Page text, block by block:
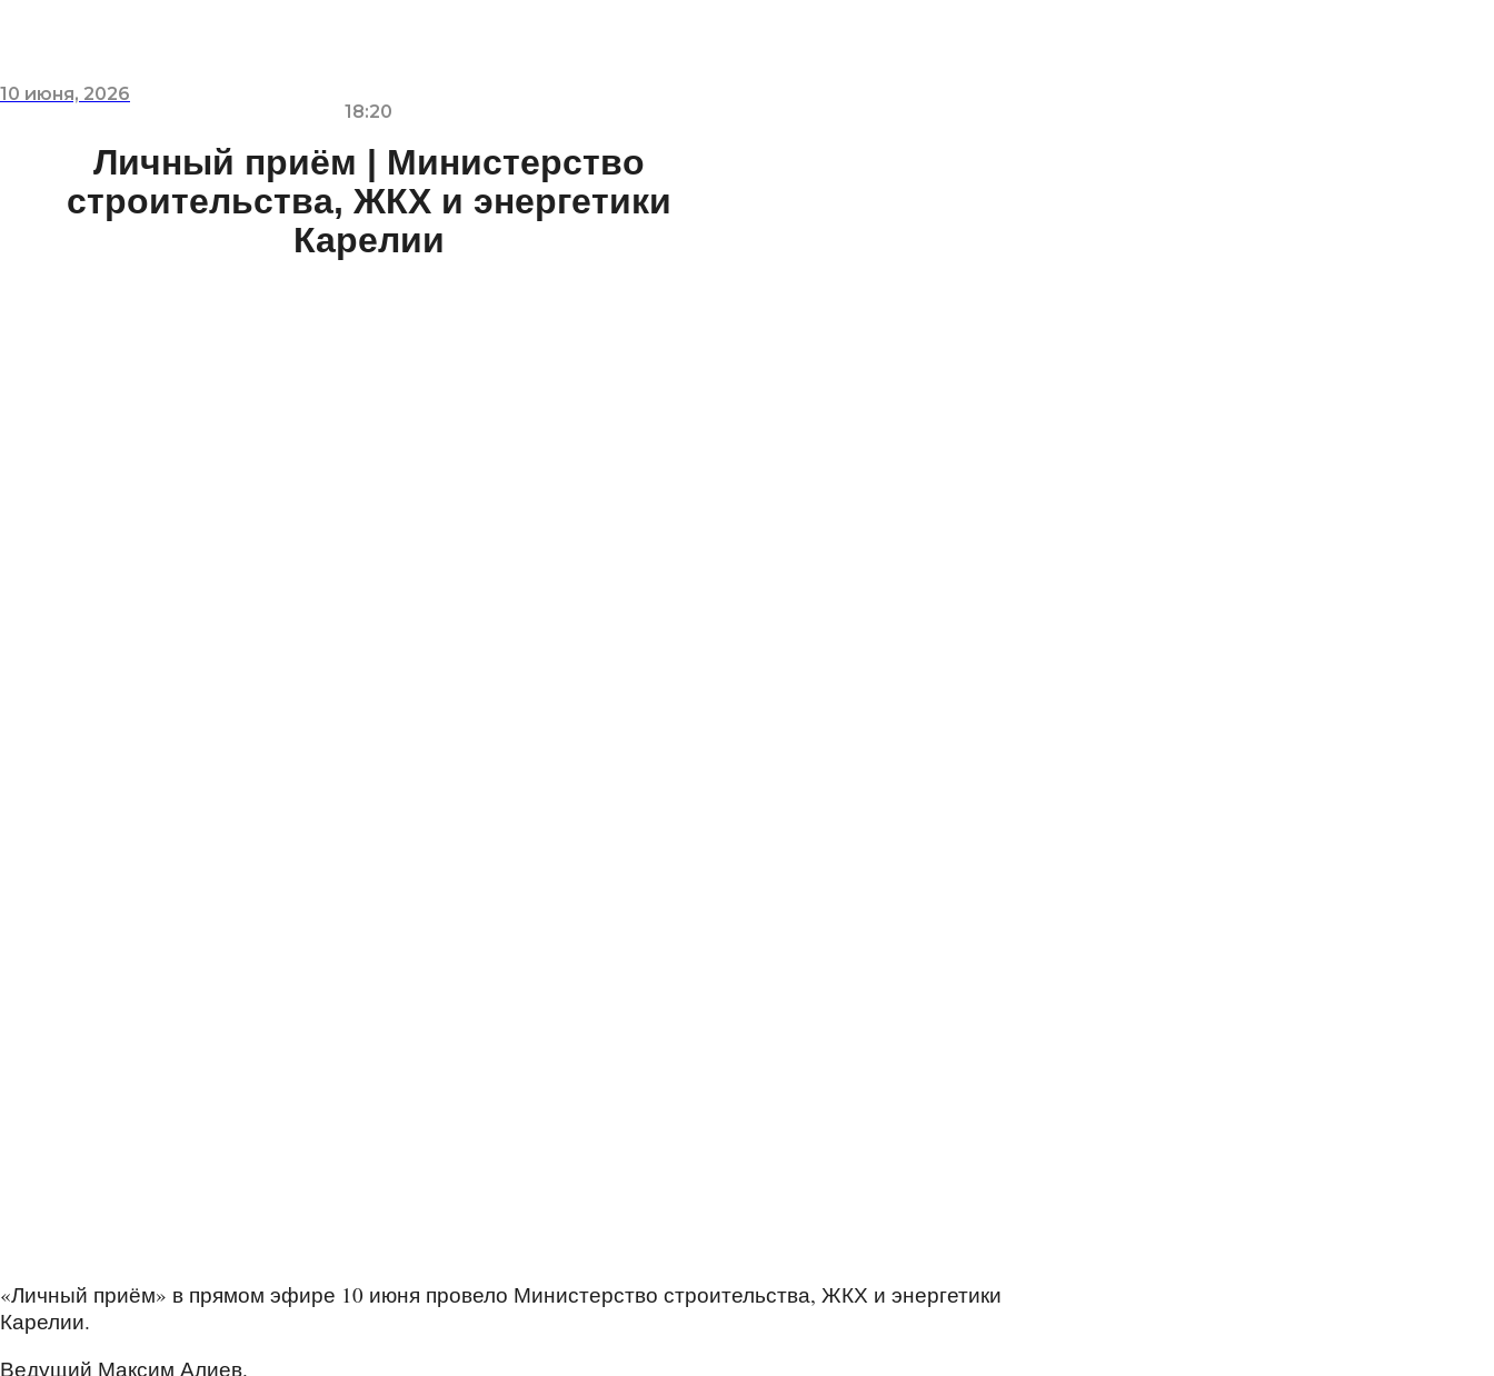
10 июня, 2026
18:20
Личный приём | Министерство
строительства, ЖКХ и энергетики
Карелии
«Личный приём» в прямом эфире 10 июня провело Министерство строительства, ЖКХ и энергетики
Карелии.
Ведущий Максим Алиев.